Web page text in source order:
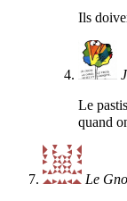
Ils
Le
quand
Le